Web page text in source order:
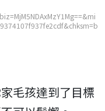
毛孩達到了目標